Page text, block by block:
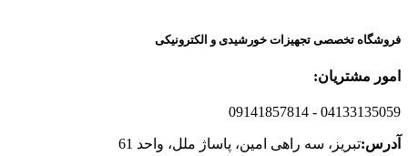
فروشگاه تخصصی تجهیزات خورشیدی و الکترونیکی
امور مشتریان:
- 04133135059
09141857814
آدرس:تبریز، سه راهی امین، پاساژ ملل، واحد 61